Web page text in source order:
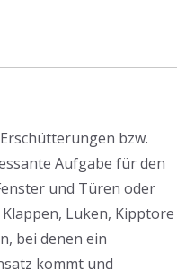
bzw.
Aufgabe für den
und Türen oder
Luken, Kipptore
bei denen ein
kommt und